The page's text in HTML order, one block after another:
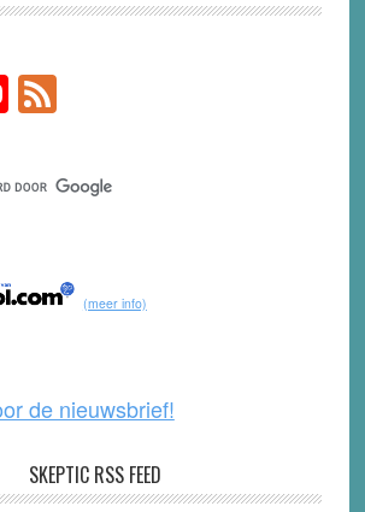
Y
o
u
T
b
e
F
e
d
(meer info)
de nieuwsbrief!
SKEPTIC RSS FEED